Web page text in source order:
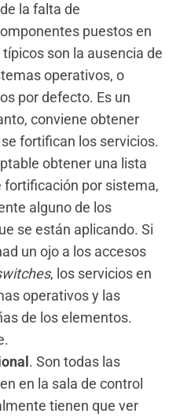
la falta de
puestos en
son la ausencia de
operativos, o
por defecto. Es un
conviene obtener
fortifican los servicios.
obtener una lista
por sistema,
alguno de los
se están aplicando. Si
un ojo a los accesos
, los servicios en
operativos y las
de los elementos.
. Son todas las
en la sala de control
tienen que ver